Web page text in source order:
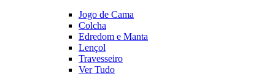
Jogo de Cama
Colcha
Edredom e Manta
Lençol
Travesseiro
Ver Tudo